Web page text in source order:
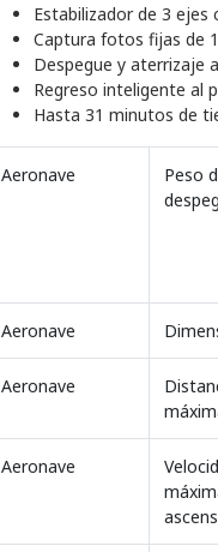
Estabilizador de 3 ejes
Captura fotos fijas de
Despegue y aterrizaje
Regreso inteligente al
Hasta 31 minutos de
Aeronave
Peso
Aeronave
Aeronave
Aeronave